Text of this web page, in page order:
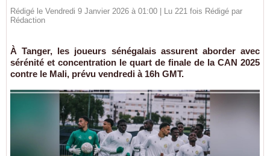
Rédigé le Vendredi 9 Janvier 2026 à 01:00 | Lu 221 fois Rédigé par
Rédaction
À Tanger, les joueurs sénégalais assurent aborder avec
sérénité et concentration le quart de finale de la CAN 2025
contre le Mali, prévu vendredi à 16h GMT.